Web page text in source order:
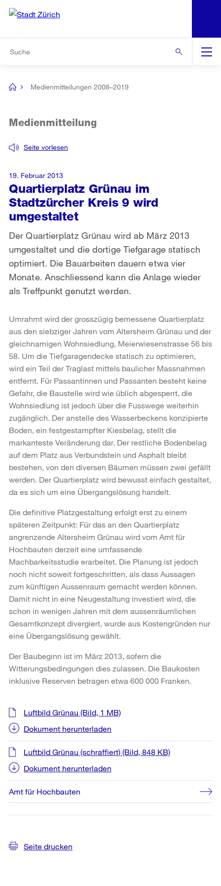
Navigation
[no
Medienmitteilungen 2008–2019
Quartierplatz Grünau im
Stadtzürcher Kreis 9 wird
umgestaltet
Seite vorlesen
Medienmitteilung
Der Quartierplatz Grünau wird ab März 2013
umgestaltet und die dortige Tiefgarage statisch
optimiert. Die Bauarbeiten dauern etwa vier
Monate. Anschliessend kann die Anlage wieder
als Treffpunkt genutzt werden.
19. Februar 2013
Umrahmt wird der grosszügig bemessene Quartierplatz
aus den siebziger Jahren vom Altersheim Grünau und der
gleichnamigen Wohnsiedlung, Meierwiesenstrasse 56 bis
58. Um die Tiefgaragendecke statisch zu optimieren,
wird ein Teil der Traglast mittels baulicher Massnahmen
entfernt. Für Passantinnen und Passanten besteht keine
Gefahr, die Baustelle wird wie üblich abgesperrt, die
Wohnsiedlung ist jedoch über die Fusswege weiterhin
zugänglich. Der anstelle des Wasserbeckens konzipierte
Boden, ein festgestampfter Kiesbelag, stellt die
markanteste Veränderung dar. Der restliche Bodenbelag
auf dem Platz aus Verbundstein und Asphalt bleibt
bestehen, von den diversen Bäumen müssen zwei gefällt
werden. Der Quartierplatz wird bewusst einfach gestaltet,
da es sich um eine Übergangslösung handelt.
Die definitive Platzgestaltung erfolgt erst zu einem
späteren Zeitpunkt: Für das an den Quartierplatz
angrenzende Altersheim Grünau wird vom Amt für
Hochbauten derzeit eine umfassende
Machbarkeitsstudie erarbeitet. Die Planung ist jedoch
noch nicht soweit fortgeschritten, als dass Aussagen
zum künftigen Aussenraum gemacht werden können.
Damit nicht in eine Neugestaltung investiert wird, die
schon in wenigen Jahren mit dem aussenräumlichen
Gesamtkonzept divergiert, wurde aus Kostengründen nur
eine Übergangslösung gewählt.
Der Baubeginn ist im März 2013, sofern die
Witterungsbedingungen dies zulassen. Die Baukosten
inklusive Reserven betragen etwa 600 000 Franken.
Weitere
Informationen
Luftbild Grünau (Bild, 1 MB)
Dokument herunterladen
Luftbild Grünau (schraffiert) (Bild, 848 KB)
Dokument herunterladen
Amt für Hochbauten
Seite drucken